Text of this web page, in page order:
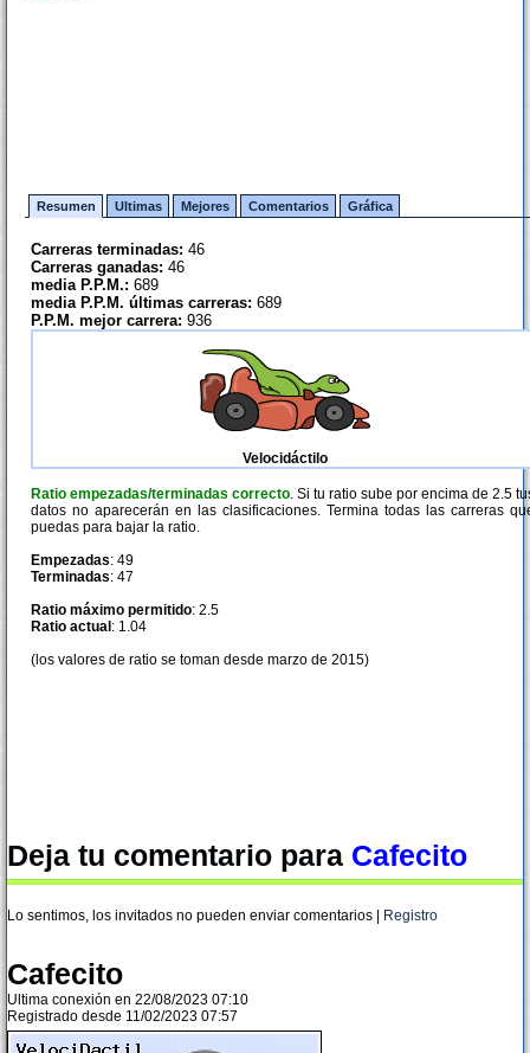
Resumen Ultimas Mejores Comentarios Gráfica
Carreras terminadas: 46
Carreras ganadas: 46
media P.P.M.: 689
media P.P.M. últimas carreras: 689
P.P.M. mejor carrera: 936
Velocidáctilo
Ratio empezadas/terminadas correcto. Si tu ratio sube por encima de 2.5
datos no aparecerán en las clasificaciones. Termina todas las carreras
puedas para bajar la ratio.
Empezadas: 49
Terminadas: 47
Ratio máximo permitido: 2.5
Ratio actual : 1.04
(los valores de ratio se toman desde marzo de 2015)
Deja tu comentario para Cafecito
Lo sentimos, los invitados no pueden enviar comentarios | Registro
Cafecito
Ultima conexión en 22/08/2023 07:10
Registrado desde 11/02/2023 07:57